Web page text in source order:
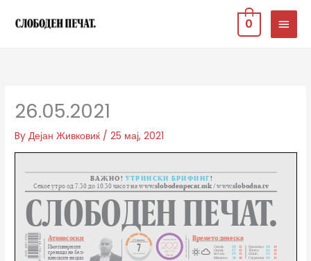
MAIN
0
26.05.2021
ByДејан Живковиќ /25 мај, 2021